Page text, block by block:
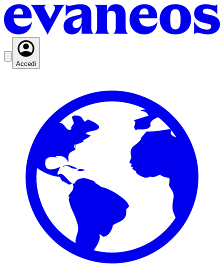
Accedi